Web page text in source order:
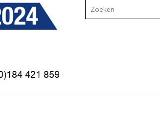
Zoeken